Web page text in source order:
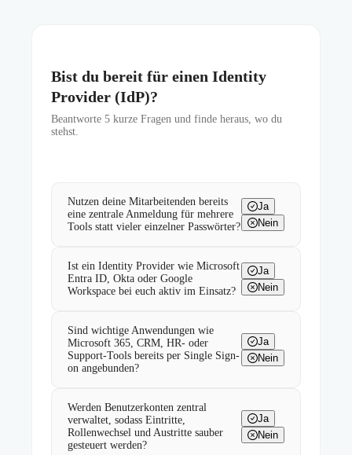
Bist du bereit für einen Identity
Provider (IdP)?
Beantworte 5 kurze Fragen und finde heraus, wo du
stehst.
Nutzen deine Mitarbeitenden bereits
eine zentrale Anmeldung für mehrere
Tools statt vieler einzelner Passwörter?
Ja
Nein
Ist ein Identity Provider wie Microsoft
Entra ID, Okta oder Google
Workspace bei euch aktiv im Einsatz?
Ja
Nein
Sind wichtige Anwendungen wie
Microsoft 365, CRM, HR- oder
Support-Tools bereits per Single Sign-
on angebunden?
Ja
Nein
Werden Benutzerkonten zentral
verwaltet, sodass Eintritte,
Rollenwechsel und Austritte sauber
gesteuert werden?
Ja
Nein